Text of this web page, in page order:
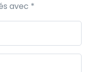
avec *